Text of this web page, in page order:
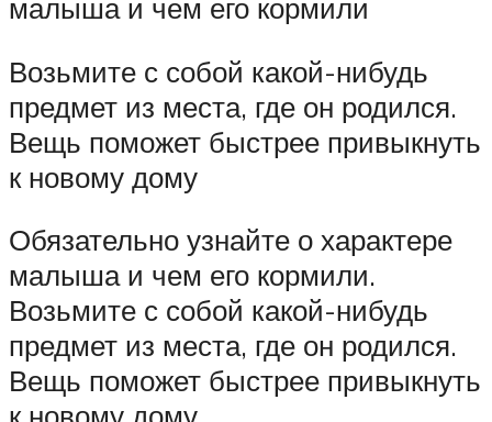
малыша и чем его кормили
Возьмите с собой какой-нибудь
предмет из места, где он родился.
Вещь поможет быстрее привыкнуть
к новому дому
Обязательно узнайте о характере
малыша и чем его кормили.
Возьмите с собой какой-нибудь
предмет из места, где он родился.
Вещь поможет быстрее привыкнуть